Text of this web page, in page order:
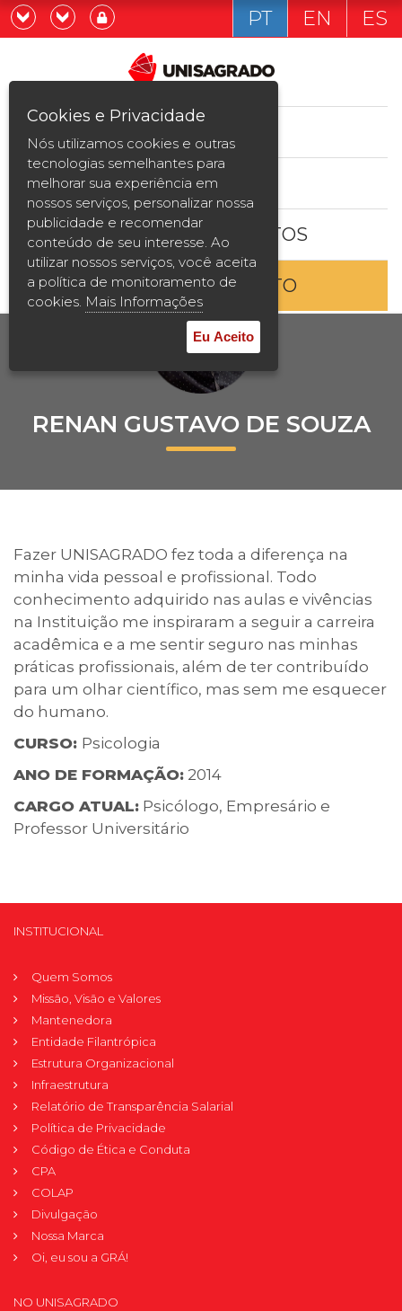
Graduação
Pós-graduação e MBA
Curta Duração
Vestibular
2ª Graduação
Transferência
Reingresso
Prouni
Contatos
Calendário acadêmico
Internacionalização
UATI
Já sou estudande
Quero ser estudante
PT EN ES
ESTUDE AQUI
BOLSAS E DESCONTOS
ENTRE EM CONTATO
RENAN GUSTAVO DE SOUZA
Fazer UNISAGRADO fez toda a diferença na
minha vida pessoal e profissional. Todo
conhecimento adquirido nas aulas e vivências
na Instituição me inspiraram a seguir a carreira
acadêmica e a me sentir seguro nas minhas
práticas profissionais, além de ter contribuído
para um olhar científico, mas sem me esquecer
do humano.
CURSO: Psicologia
ANO DE FORMAÇÃO: 2014
CARGO ATUAL: Psicólogo, Empresário e
Professor Universitário
INSTITUCIONAL
Quem Somos
Missão, Visão e Valores
Mantenedora
Entidade Filantrópica
Estrutura Organizacional
Infraestrutura
Relatório de Transparência Salarial
Política de Privacidade
Código de Ética e Conduta
CPA
COLAP
Divulgação
Nossa Marca
Oi, eu sou a GRÁ!
NO UNISAGRADO
Cookies e Privacidade
Nós utilizamos cookies e outras
tecnologias semelhantes para
melhorar sua experiência em
nossos serviços, personalizar nossa
publicidade e recomendar
conteúdo de seu interesse. Ao
utilizar nossos serviços, você aceita
a política de monitoramento de
cookies. Mais Informações
Eu Aceito